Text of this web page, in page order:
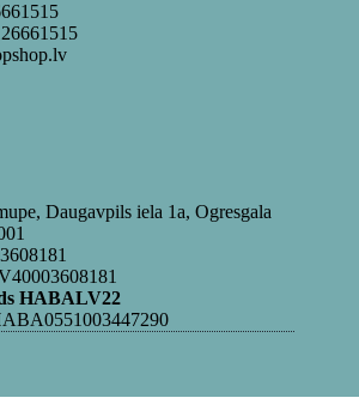
Daugavpils iela 1a, Ogresgala
HABALV22